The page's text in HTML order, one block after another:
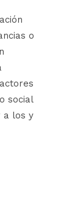
o
social
a los y